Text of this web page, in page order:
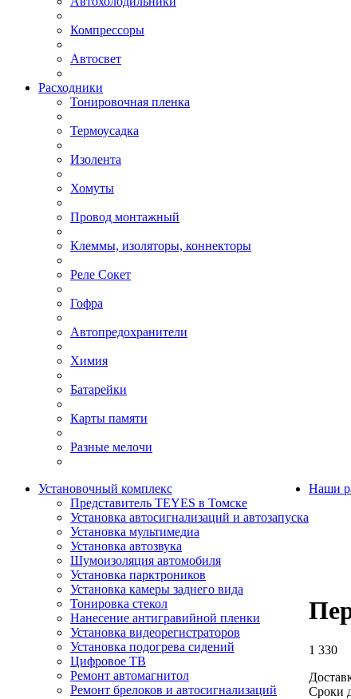
Компрессоры
Автосвет
Расходники
Тонировочная пленка
Термоусадка
Изолента
Хомуты
Провод монтажный
Клеммы, изоляторы, коннекторы
Реле Сокет
Гофра
Автопредохранители
Химия
Батарейки
Карты памяти
Разные мелочи
Установочный комплекс
Представитель TEYES в Томске
Установка автосигнализаций и автозапуска
Установка мультимедиа
Установка автозвука
Шумоизоляция автомобиля
Установка парктроников
Установка камеры заднего вида
Тонировка стекол
Нанесение антигравийной пленки
Установка видеорегистраторов
Установка подогрева сидений
Цифровое ТВ
Ремонт автомагнитол
Ремонт брелоков и автосигнализаций
Наши
1 330
Сроки